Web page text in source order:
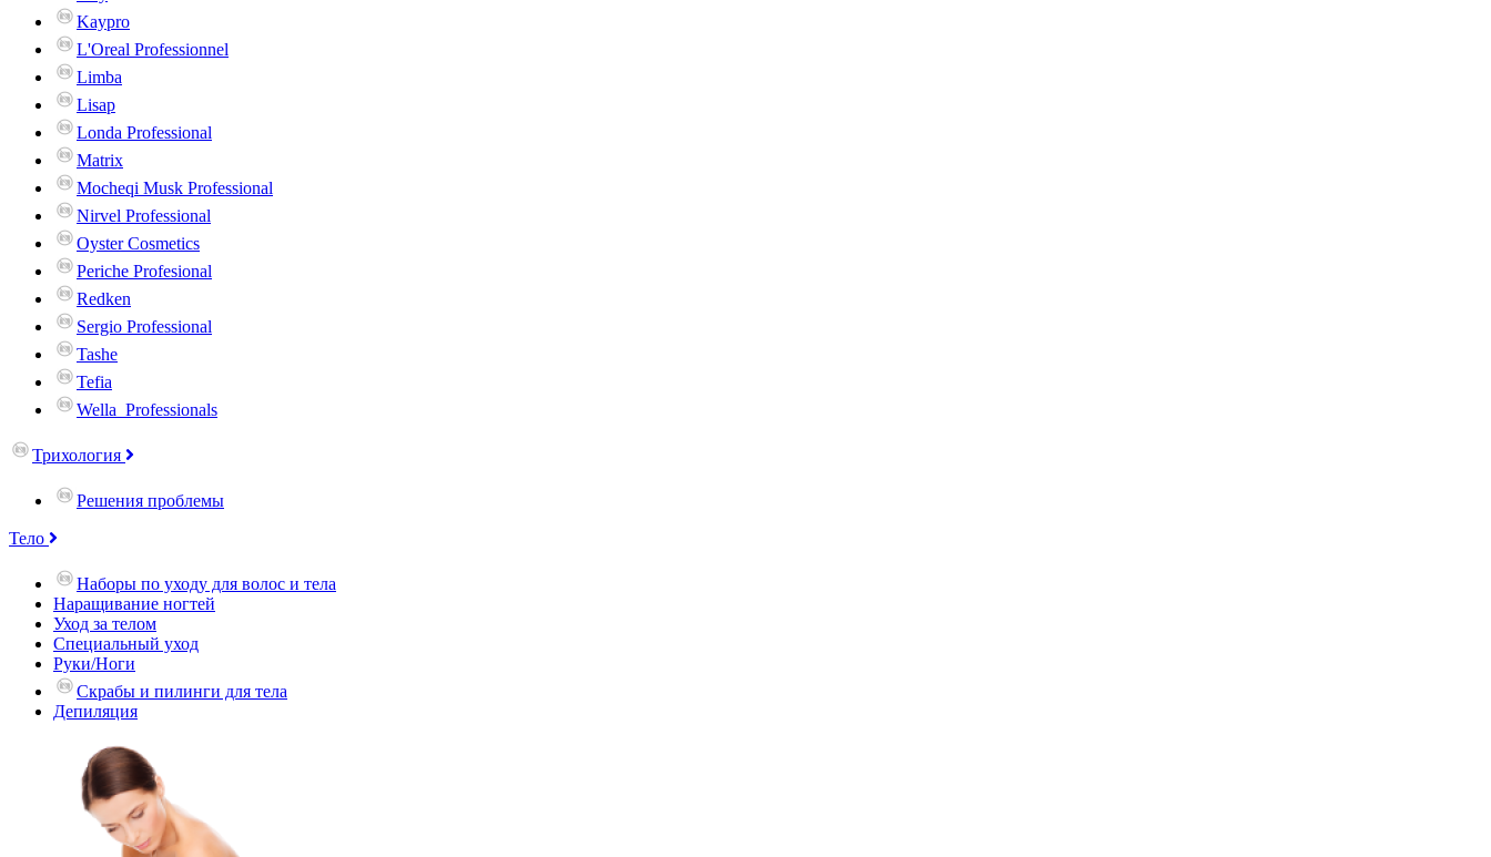
Kaypro
L'Oreal Professionnel
Limba
Lisap
Londa Professional
Matrix
Mocheqi Musk Professional
Nirvel Professional
Oyster Cosmetics
Periche Profesional
Redken
Sergio Professional
Tashe
Tefia
Wella_Professionals
Трихология
Решения проблемы
Тело
Наборы по уходу для волос и тела
Наращивание ногтей
Уход за телом
Специальный уход
Руки/Ноги
Скрабы и пилинги для тела
Депиляция